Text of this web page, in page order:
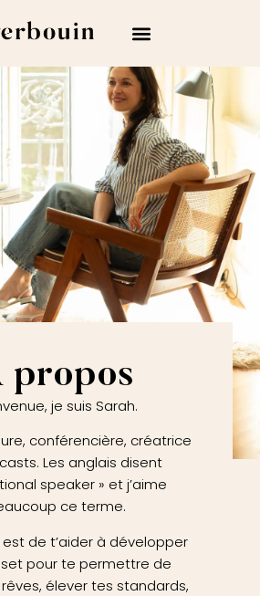
propos
je suis Sarah.
conférencière, créatrice
Les anglais disent
speaker » et j’aime
ce terme.
de t’aider à développer
pour te permettre de
élever tes standards,